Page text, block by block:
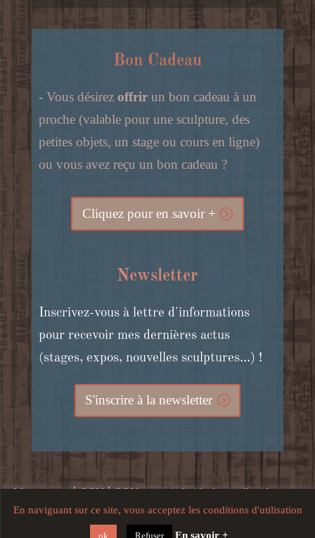
Bon Cadeau
- Vous désirez offrir un bon cadeau à un
proche (valable pour une sculpture, des
petites objets, un stage ou cours en ligne)
ou vous avez reçu un bon cadeau ?
Cliquez pour en savoir +
Newsletter
Inscrivez-vous à lettre d'informations
pour recevoir mes dernières actus
(stages, expos, nouvelles sculptures...) !
S'inscrire à la newsletter
Mon compte|CGV|CGV stages individuels et collectifs, cours
en ligne et bons cadeaux|Mentions légales, crédits, confidentialité
En naviguant sur ce site, vous acceptez les conditions d'utilisation
ok Refuser En savoir +